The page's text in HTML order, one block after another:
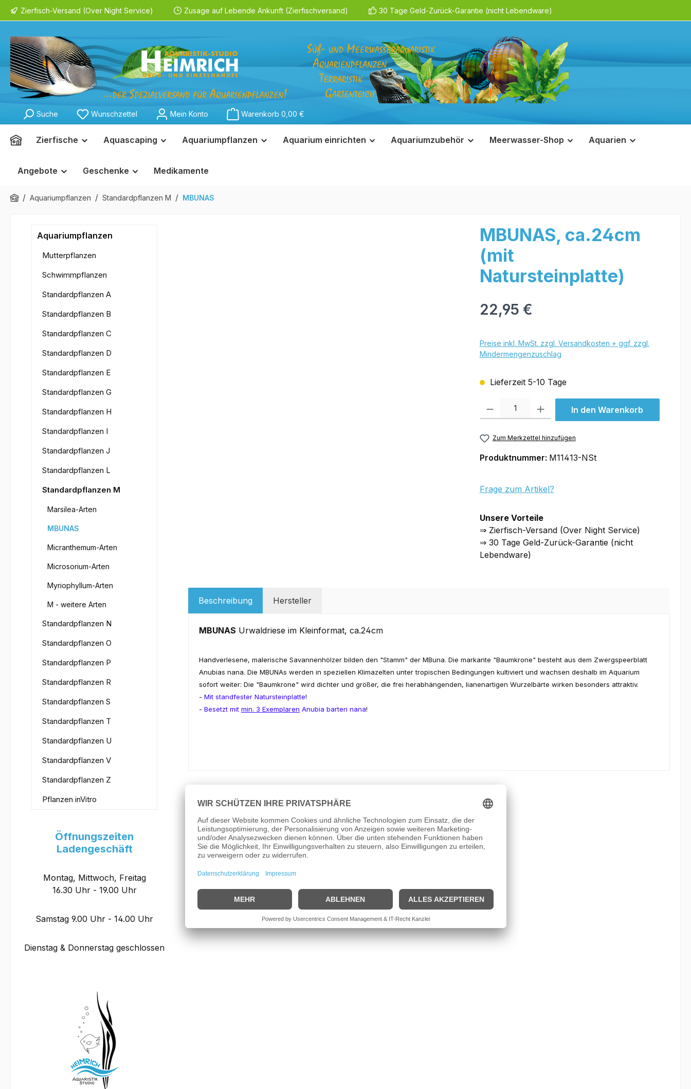
Zur Hauptnavigation springen
Zierfisch-Versand (Over Night Service) Zusage auf Lebende Ankunft (Zierfischversand) 30 Tage Geld-Zurück-Garantie (nicht Lebendware)
Suche Wunschzettel Mein Konto Warenkorb 0,00 €
Zierfische Aquascaping Aquariumpflanzen Aquarium einrichten Aquariumzubehör Meerwasser-Shop Aquarien
Angebote Geschenke Medikamente
/ Aquariumpflanzen / Standardpflanzen M / MBUNAS
Aquariumpflanzen
Mutterpflanzen
Schwimmpflanzen
Standardpflanzen A
Standardpflanzen B
Standardpflanzen C
Standardpflanzen D
Standardpflanzen E
Standardpflanzen G
Standardpflanzen H
Standardpflanzen I
Standardpflanzen J
Standardpflanzen L
Standardpflanzen M
Marsilea-Arten
MBUNAS
Micranthemum-Arten
Microsorium-Arten
Myriophyllum-Arten
M - weitere Arten
Standardpflanzen N
Standardpflanzen O
Standardpflanzen P
Standardpflanzen R
Standardpflanzen S
Standardpflanzen T
Standardpflanzen U
Standardpflanzen V
Standardpflanzen Z
Pflanzen inVitro
Öffnungszeiten
Ladengeschäft
Montag, Mittwoch, Freitag
16.30 Uhr - 19.00 Uhr
Samstag 9.00 Uhr - 14.00 Uhr
Dienstag & Donnerstag geschlossen
MBUNAS, ca.24cm
(mit
Natursteinplatte)
22,95 €
Preise inkl. MwSt. zzgl. Versandkosten + ggf. zzgl.
Mindermengenzuschlag
Lieferzeit 5-10 Tage
In den Warenkorb
Zum Merkzettel hinzufügen
Produktnummer: M11413-NSt
Frage zum Artikel?
Unsere Vorteile
⇒ Zierfisch-Versand (Over Night Service)
⇒ 30 Tage Geld-Zurück-Garantie (nicht
Lebendware)
Beschreibung Hersteller
MBUNAS Urwaldriese im Kleinformat, ca.24cm
Handverlesene, malerische Savannenhölzer bilden den "Stamm" der MBuna. Die markante "Baumkrone" besteht aus dem Zwergspeerblatt
Anubias nana. Die MBUNAs werden in speziellen Klimazelten unter tropischen Bedingungen kultiviert und wachsen deshalb im Aquarium
sofort weiter: Die "Baumkrone" wird dichter und größer, die frei herabhängenden, lianenartigen Wurzelbärte wirken besonders attraktiv.
- Mit standfester Natursteinplatte!
- Besetzt mit min. 3 Exemplaren Anubia barteri nana!